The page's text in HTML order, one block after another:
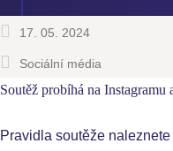
17. 05. 2024
Sociální média
Soutěž probíhá na Instagramu
Pravidla soutěže naleznete